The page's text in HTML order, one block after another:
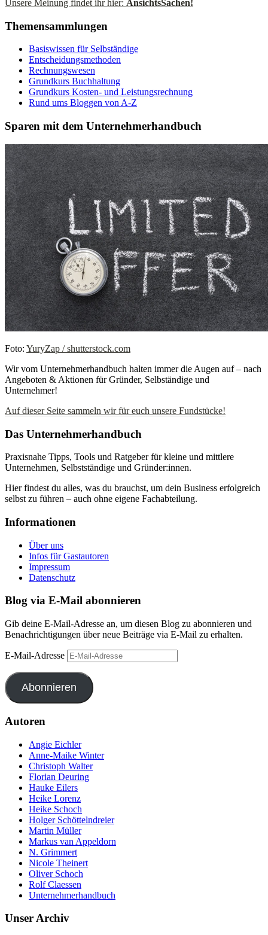
Unsere Meinung findet ihr hier: AnsichtsSachen!
Themensammlungen
Basiswissen für Selbständige
Entscheidungsmethoden
Rechnungswesen
Grundkurs Buchhaltung
Grundkurs Kosten- und Leistungsrechnung
Rund ums Bloggen von A-Z
Sparen mit dem Unternehmerhandbuch
Foto: YuryZap / shutterstock.com
Wir vom Unternehmerhandbuch halten immer die Augen auf – nach
Angeboten & Aktionen für Gründer, Selbständige und
Unternehmer!
Auf dieser Seite sammeln wir für euch unsere Fundstücke!
Das Unternehmerhandbuch
Praxisnahe Tipps, Tools und Ratgeber für kleine und mittlere
Unternehmen, Selbstständige und Gründer:innen.
Hier findest du alles, was du brauchst, um dein Business erfolgreich
selbst zu führen – auch ohne eigene Fachabteilung.
Informationen
Über uns
Infos für Gastautoren
Impressum
Datenschutz
Blog via E-Mail abonnieren
Gib deine E-Mail-Adresse an, um diesen Blog zu abonnieren und
Benachrichtigungen über neue Beiträge via E-Mail zu erhalten.
E-Mail-Adresse
Abonnieren
Autoren
Angie Eichler
Anne-Maike Winter
Christoph Walter
Florian Deuring
Hauke Eilers
Heike Lorenz
Heike Schoch
Holger Schöttelndreier
Martin Müller
Markus van Appeldorn
N. Grimmert
Nicole Theinert
Oliver Schoch
Rolf Claessen
Unternehmerhandbuch
Unser Archiv